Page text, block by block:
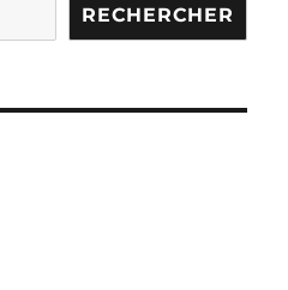
RECHERCHER